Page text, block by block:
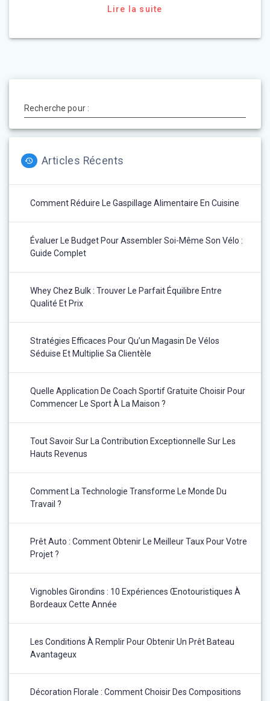
Lire la suite
Recherche pour :
Articles Récents
Comment Réduire Le Gaspillage Alimentaire En Cuisine
Évaluer Le Budget Pour Assembler Soi-Même Son Vélo :
Guide Complet
Whey Chez Bulk : Trouver Le Parfait Équilibre Entre
Qualité Et Prix
Stratégies Efficaces Pour Qu’un Magasin De Vélos
Séduise Et Multiplie Sa Clientèle
Quelle Application De Coach Sportif Gratuite Choisir Pour
Commencer Le Sport À La Maison ?
Tout Savoir Sur La Contribution Exceptionnelle Sur Les
Hauts Revenus
Comment La Technologie Transforme Le Monde Du
Travail ?
Prêt Auto : Comment Obtenir Le Meilleur Taux Pour Votre
Projet ?
Vignobles Girondins : 10 Expériences Œnotouristiques À
Bordeaux Cette Année
Les Conditions À Remplir Pour Obtenir Un Prêt Bateau
Avantageux
Décoration Florale : Comment Choisir Des Compositions